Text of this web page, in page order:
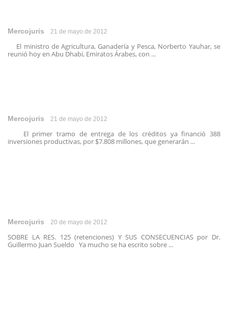
Mercojuris 21 de mayo de 2012
El ministro de Agricultura, Ganadería y Pesca, Norberto Yauhar, se
reunió hoy en Abu Dhabi, Emiratos Árabes, con ...
Mercojuris 21 de mayo de 2012
El primer tramo de entrega de los créditos ya financió 388
inversiones productivas, por $7.808 millones, que generarán ...
Mercojuris 20 de mayo de 2012
SOBRE LA RES. 125 (retenciones) Y SUS CONSECUENCIAS por Dr.
Guillermo Juan Sueldo Ya mucho se ha escrito sobre ...